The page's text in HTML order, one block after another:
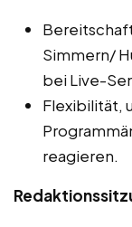
Simmern/
bei Live-
Flexibilität,
reagieren.